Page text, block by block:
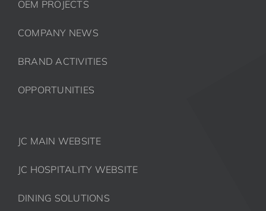
OEM PROJECTS
COMPANY NEWS
BRAND ACTIVITIES
OPPORTUNITIES
JC MAIN WEBSITE
JC HOSPITALITY WEBSITE
DINING SOLUTIONS